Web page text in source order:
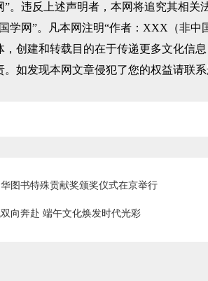
”。违反上述声明者，本网将追究其相
学网”。凡本网注明“作者：XXX（非
，创建和转载目的在于传递更多文化信
如发现本网文章侵犯了您的权益请联系
图书特殊贡献奖颁奖仪式在京举行
向奔赴 端午文化焕发时代光彩